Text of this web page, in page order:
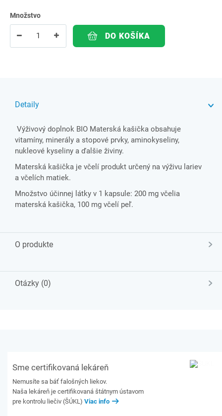
Množstvo
DO KOŠÍKA
Detaily
Výživový doplnok BIO Materská kašička obsahuje
vitamíny, minerály a stopové prvky, aminokyseliny,
nukleové kyseliny a ďalšie živiny.
Materská kašička je včelí produkt určený na výživu lariev
a včelích matiek.
Množstvo účinnej látky v 1 kapsule: 200 mg včelia
materská kašička, 100 mg včelí peľ.
O produkte
Otázky (0)
Sme certifikovaná lekáreň
Nemusíte sa báť falošných liekov.
Naša lekáreň je certifikovaná štátnym ústavom
pre kontrolu liečiv (ŠÚKL) Viac info